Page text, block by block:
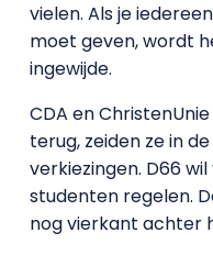
vielen. Als je
moet geven, wordt
ingewijde.
CDA en
terug, zeiden ze in
verkiezingen. D66
studenten regelen.
nog vierkant achter